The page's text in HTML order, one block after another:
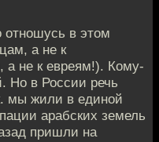
отношусь в этом
а не к
а не к евреям!). Кому-
Но в России речь
мы жили в единой
арабских земель
пришли на